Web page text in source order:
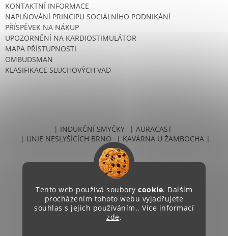
Tento web používá soubory cookie. Dalším
procházením tohoto webu vyjadřujete
souhlas s jejich používáním.. Více informací
zde.
KONTAKTNÍ INFORMACE
NAPLŇOVÁNÍ PRINCIPU SOCIÁLNÍHO PODNIKÁNÍ
PŘÍSPĚVEK NA NÁKUP
UPOZORNĚNÍ NA KARDIOSTIMULÁTOR
MAPA PŘÍSTUPNOSTI
OMBUDSMAN
KLASIFIKACE SLUCHOVÝCH VAD
| INDUKČNÍ SMYČKY
| AURACAST
| UNIE NESLYŠÍCÍCH BRNO
| KAVÁRNA U ŽAMBOCHA |
Vytvořil Shoptet